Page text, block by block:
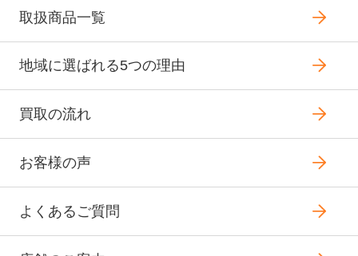
取扱商品一覧
地域に選ばれる5つの理由
買取の流れ
お客様の声
よくあるご質問